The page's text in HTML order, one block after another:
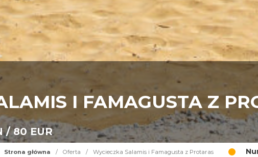
I FAMAGUSTA Z
/ 80 EUR
Strona główna / Oferta / Wycieczka Salamis i Famagusta z Protaras